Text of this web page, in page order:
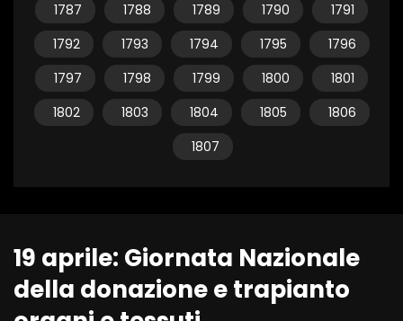
1787
1788 1789 1790
1791
1792
1793 1794 1795
1796
1797
1798 1799 1800
1801
1802
1803 1804 1805
1806
1807
19 aprile: Giornata Nazionale
della donazione e trapianto